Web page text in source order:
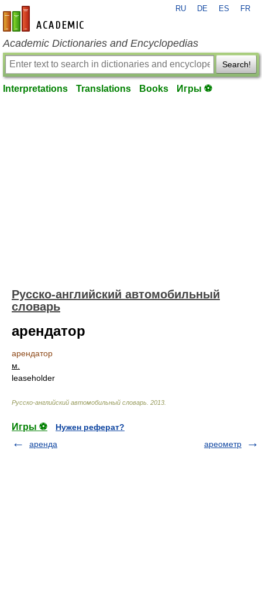
en-academic.com
RU DE ES FR
Academic Dictionaries and Encyclopedias
Search!
Interpretations Translations Books Игры ⚽
Русско-английский автомобильный
словарь
арендатор
арендатор
м.
leaseholder
Русско-английский автомобильный словарь 2013
Игры ⚽
Нужен реферат?
аренда
ареометр